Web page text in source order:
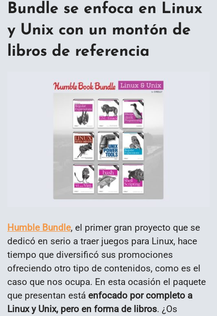
Bundle se enfoca en Linux
y Unix con un montón de
libros de referencia
Humble Bundle, el primer gran proyecto que se
dedicó en serio a traer juegos para Linux, hace
tiempo que diversificó sus promociones
ofreciendo otro tipo de contenidos, como es el
caso que nos ocupa. En esta ocasión el paquete
que presentan está enfocado por completo a
Linux y Unix, pero en forma de libros. ¿Os